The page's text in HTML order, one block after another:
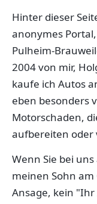
Hinter dieser
anonymes
Pulheim-
2004 von mir,
kaufe ich Autos
eben besonders
Motorschaden,
aufbereiten oder
Wenn Sie bei
meinen Sohn
Ansage, kein